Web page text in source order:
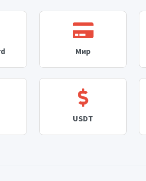
Мир
USDT